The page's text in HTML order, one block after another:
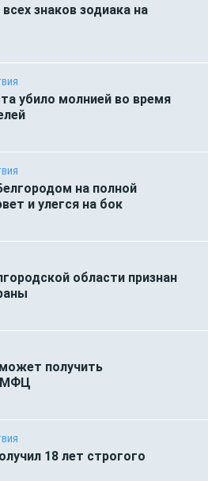
знаков зодиака на
убило молнией во время
на полной
и улегся на бок
области признан
получить
МФЦ
18 лет строгого